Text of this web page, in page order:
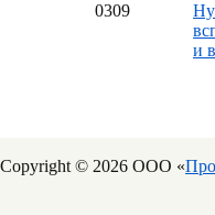
0309
и
Copyright © 2026 ООО «